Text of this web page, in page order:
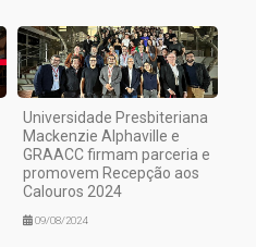
Universidade Presbiteriana
Mackenzie Alphaville e
GRAACC firmam parceria e
promovem Recepção aos
Calouros 2024
09/08/2024